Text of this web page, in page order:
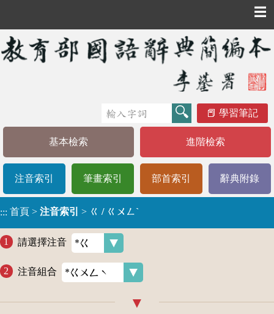
☰
學習筆記
基本檢索 進階檢索
注音索引 筆畫索引 部首索引 辭典附錄
::: 首頁 > 注音索引 > ㄍ / ㄍㄨㄥˋ
請選擇注音
注音組合